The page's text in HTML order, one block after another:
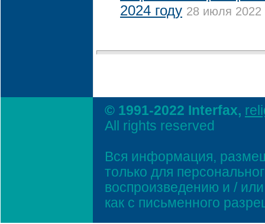
2024 году 28 июля 2022
© 1991-2022 Interfax,
All rights reserved
Вся информация,
только для
воспроизведению и /
как с письменного